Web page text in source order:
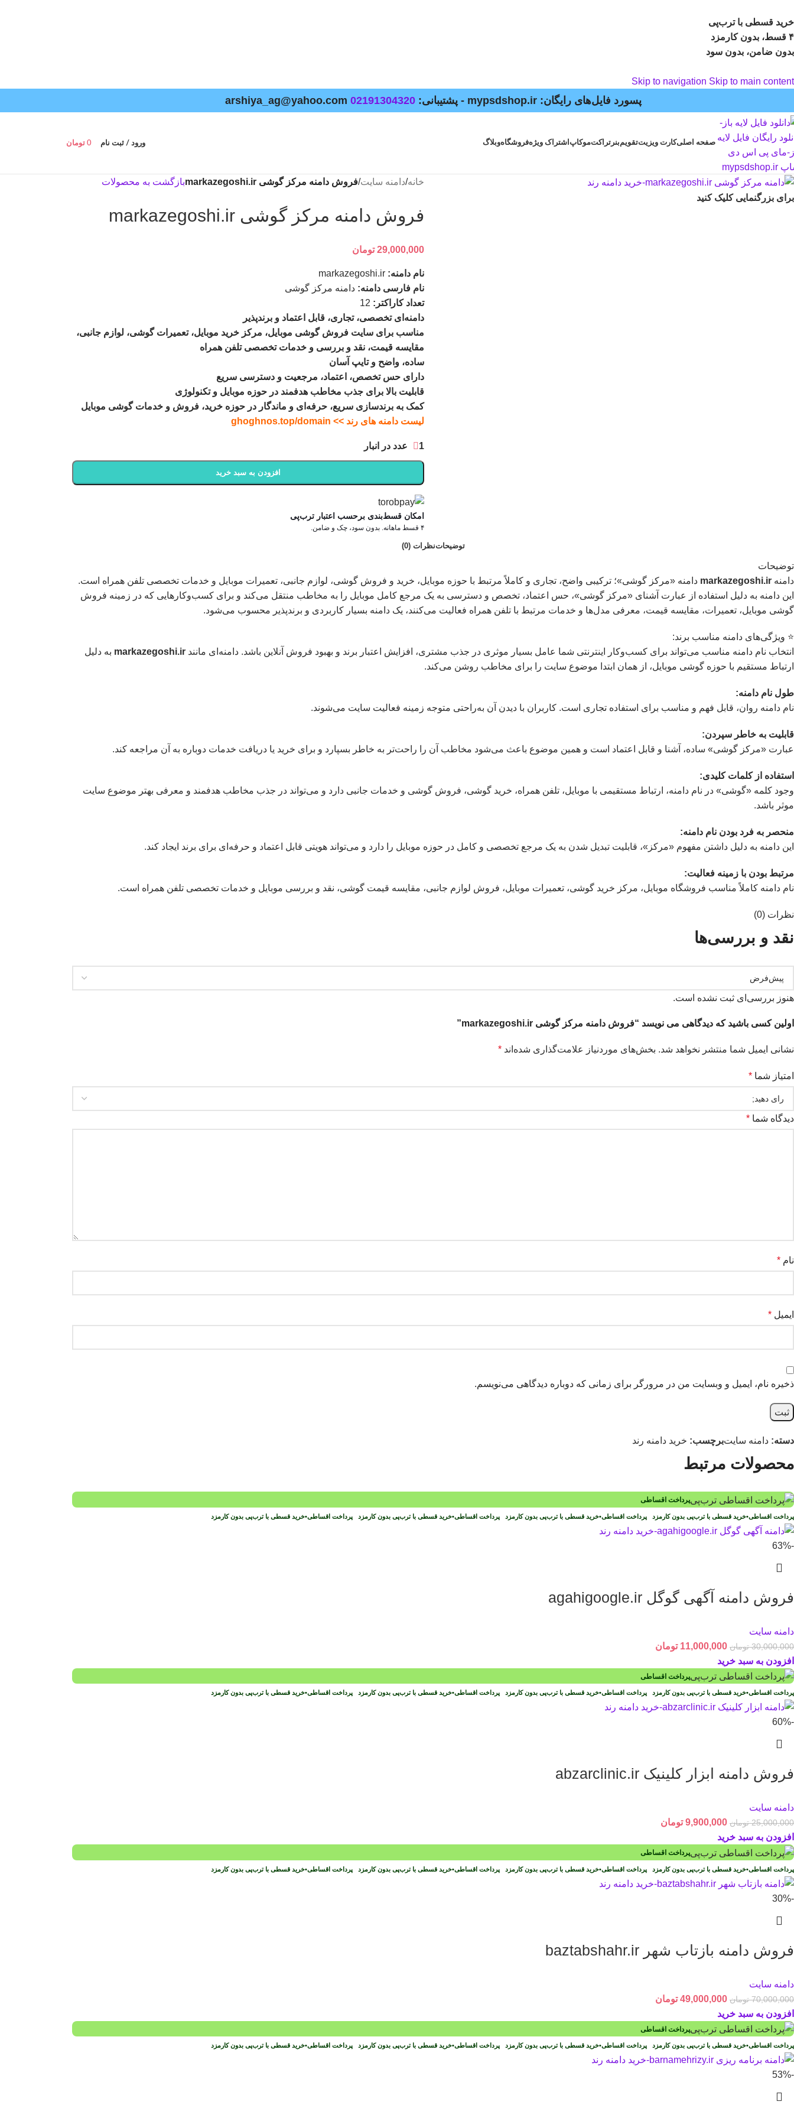
خرید قسطی با ترب‌پی
۴ قسط، بدون کارمزد
بدون ضامن، بدون سود
Skip to navigation Skip to main content
پسورد فایل‌های رایگان: mypsdshop.ir - پشتیبانی: arshiya_ag@yahoo.com 02191304320
صفحه اصلیکارت ویزیتتقویمبنر تراکتموکاپ اشتراک ویژهفروشگاهوبلاگ ورود / ثبت نام 0 تومان
برای بزرگنمایی کلیک کنید
خانه/دامنه سایت/فروش دامنه مرکز گوشی markazegoshi.ir بازگشت به محصولات
فروش دامنه مرکز گوشی markazegoshi.ir
29,000,000 تومان
نام دامنه:
نام فارسی دامنه: دامنه مرکز گوشی
تعداد کاراکتر:
دامنه‌ای تخصصی، تجاری، قابل اعتماد و برندپذیر
مناسب برای سایت فروش گوشی موبایل، مرکز خرید موبایل، تعمیرات گوشی، لوازم جانبی،
مقایسه قیمت، نقد و بررسی و خدمات تخصصی تلفن همراه
ساده، واضح و تایپ آسان
دارای حس تخصص، اعتماد، مرجعیت و دسترسی سریع
قابلیت بالا برای جذب مخاطب هدفمند در حوزه موبایل و تکنولوژی
کمک به برندسازی سریع، حرفه‌ای و ماندگار در حوزه خرید، فروش و خدمات گوشی موبایل
لیست دامنه های رند >> ghoghnos.top/domain
1 عدد در انبار
افزودن به سبد خرید
امکان قسط‌بندی برحسب اعتبار ترب‌پی
۴ قسط ماهانه. بدون سود، چک و ضامن.
توضیحاتنظرات (0)
توضیحات
دامنه markazegoshi.ir دامنه «مرکز گوشی»؛ ترکیبی واضح، تجاری و کاملاً مرتبط با حوزه موبایل، خرید و فروش گوشی، لوازم جانبی، تعمیرات موبایل و خدمات تخصصی تلفن همراه است.
این دامنه به دلیل استفاده از عبارت آشنای «مرکز گوشی»، حس اعتماد، تخصص و دسترسی به یک مرجع کامل موبایل را به مخاطب منتقل می‌کند و برای کسب‌وکارهایی که در زمینه فروش
گوشی موبایل، تعمیرات، مقایسه قیمت، معرفی مدل‌ها و خدمات مرتبط با تلفن همراه فعالیت می‌کنند، یک دامنه بسیار کاربردی و برندپذیر محسوب می‌شود.
⭐️ ویژگی‌های دامنه مناسب برند:
انتخاب نام دامنه مناسب می‌تواند برای کسب‌وکار اینترنتی شما عامل بسیار موثری در جذب مشتری، افزایش اعتبار برند و بهبود فروش آنلاین باشد. دامنه‌ای مانند markazegoshi.ir به دلیل
ارتباط مستقیم با حوزه گوشی موبایل، از همان ابتدا موضوع سایت را برای مخاطب روشن می‌کند.
طول نام دامنه:
نام دامنه روان، قابل فهم و مناسب برای استفاده تجاری است. کاربران با دیدن آن به‌راحتی متوجه زمینه فعالیت سایت می‌شوند.
قابلیت به خاطر سپردن:
عبارت «مرکز گوشی» ساده، آشنا و قابل اعتماد است و همین موضوع باعث می‌شود مخاطب آن را راحت‌تر به خاطر بسپارد و برای خرید یا دریافت خدمات دوباره به آن مراجعه کند.
استفاده از کلمات کلیدی:
وجود کلمه «گوشی» در نام دامنه، ارتباط مستقیمی با موبایل، تلفن همراه، خرید گوشی، فروش گوشی و خدمات جانبی دارد و می‌تواند در جذب مخاطب هدفمند و معرفی بهتر موضوع سایت
موثر باشد.
منحصر به فرد بودن نام دامنه:
این دامنه به دلیل داشتن مفهوم «مرکز»، قابلیت تبدیل شدن به یک مرجع تخصصی و کامل در حوزه موبایل را دارد و می‌تواند هویتی قابل اعتماد و حرفه‌ای برای برند ایجاد کند.
مرتبط بودن با زمینه فعالیت:
نام دامنه کاملاً مناسب فروشگاه موبایل، مرکز خرید گوشی، تعمیرات موبایل، فروش لوازم جانبی، مقایسه قیمت گوشی، نقد و بررسی موبایل و خدمات تخصصی تلفن همراه است.
نظرات (0)
نقد و بررسی‌ها
هنوز بررسی‌ای ثبت نشده است.
اولین کسی باشید که دیدگاهی می نویسد “فروش دامنه مرکز گوشی markazegoshi.ir”
نشانی ایمیل شما منتشر نخواهد شد. بخش‌های موردنیاز علامت‌گذاری شده‌اند *
امتیاز شما *
دیدگاه شما *
نام *
ایمیل *
ذخیره نام، ایمیل و وبسایت من در مرورگر برای زمانی که دوباره دیدگاهی می‌نویسم.
دسته: دامنه سایتبرچسب: خرید دامنه رند
محصولات مرتبط
پرداخت اقساطی
پرداخت اقساطی•خرید قسطی با ترب‌پی بدون کارمزد پرداخت اقساطی•خرید قسطی با ترب‌پی بدون کارمزد پرداخت اقساطی•خرید قسطی با ترب‌پی بدون کارمزد پرداخت اقساطی•خرید قسطی با ترب‌پی بدون کارمزد
-63%
فروش دامنه آگهی گوگل agahigoogle.ir
دامنه سایت
30,000,000 تومان 11,000,000 تومان
افزودن به سبد خرید
پرداخت اقساطی
پرداخت اقساطی•خرید قسطی با ترب‌پی بدون کارمزد پرداخت اقساطی•خرید قسطی با ترب‌پی بدون کارمزد پرداخت اقساطی•خرید قسطی با ترب‌پی بدون کارمزد پرداخت اقساطی•خرید قسطی با ترب‌پی بدون کارمزد
-60%
فروش دامنه ابزار کلینیک abzarclinic.ir
دامنه سایت
25,000,000 تومان 9,900,000 تومان
افزودن به سبد خرید
پرداخت اقساطی
پرداخت اقساطی•خرید قسطی با ترب‌پی بدون کارمزد پرداخت اقساطی•خرید قسطی با ترب‌پی بدون کارمزد پرداخت اقساطی•خرید قسطی با ترب‌پی بدون کارمزد پرداخت اقساطی•خرید قسطی با ترب‌پی بدون کارمزد
-30%
فروش دامنه بازتاب شهر baztabshahr.ir
دامنه سایت
70,000,000 تومان 49,000,000 تومان
افزودن به سبد خرید
پرداخت اقساطی
پرداخت اقساطی•خرید قسطی با ترب‌پی بدون کارمزد پرداخت اقساطی•خرید قسطی با ترب‌پی بدون کارمزد پرداخت اقساطی•خرید قسطی با ترب‌پی بدون کارمزد پرداخت اقساطی•خرید قسطی با ترب‌پی بدون کارمزد
-53%